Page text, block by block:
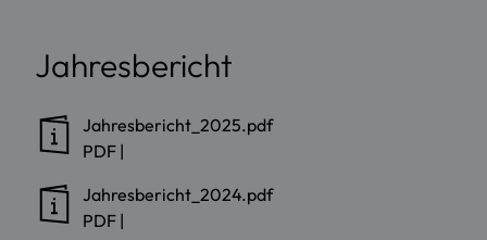
Jahresbericht
Jahresbericht_2025.pdf
PDF |
Jahresbericht_2024.pdf
PDF |